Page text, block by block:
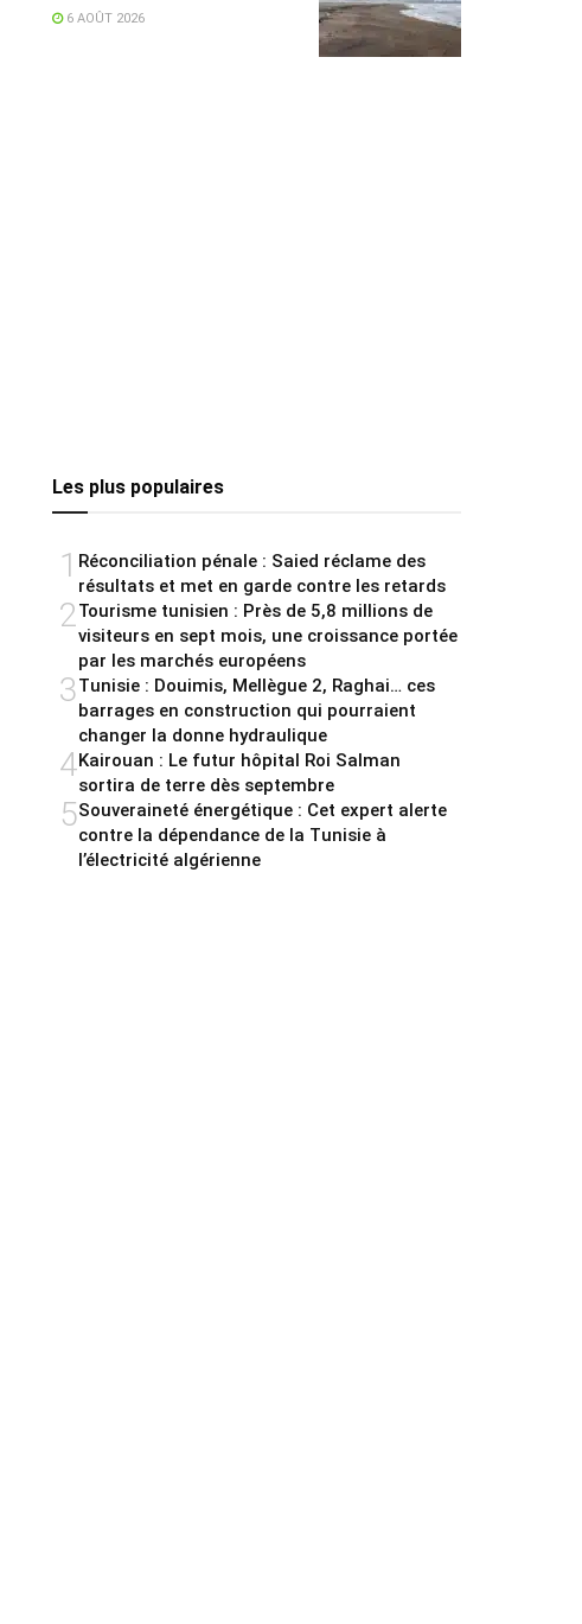
les déchets marins
6 AOÛT 2026
Les plus populaires
1 Réconciliation pénale : Saied réclame des
résultats et met en garde contre les retards
2Tourisme tunisien : Près de 5,8 millions de
visiteurs en sept mois, une croissance portée
par les marchés européens
3Tunisie : Douimis, Mellègue 2, Raghai… ces
barrages en construction qui pourraient
changer la donne hydraulique
4Kairouan : Le futur hôpital Roi Salman
sortira de terre dès septembre
5Souveraineté énergétique : Cet expert alerte
contre la dépendance de la Tunisie à
l’électricité algérienne